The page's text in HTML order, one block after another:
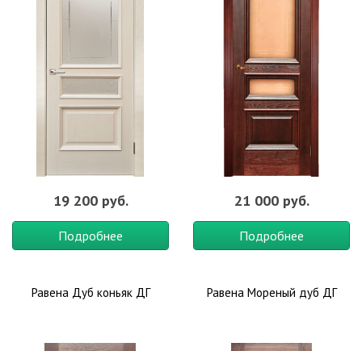
19 200 руб.
Подробнее
21 000 руб.
Подробнее
Равена Дуб коньяк ДГ Равена Мореный дуб ДГ